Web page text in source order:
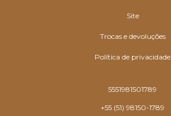
Site
Trocas e devoluções
Política de privacidade
5551981501789
+55 (51) 98150-1789